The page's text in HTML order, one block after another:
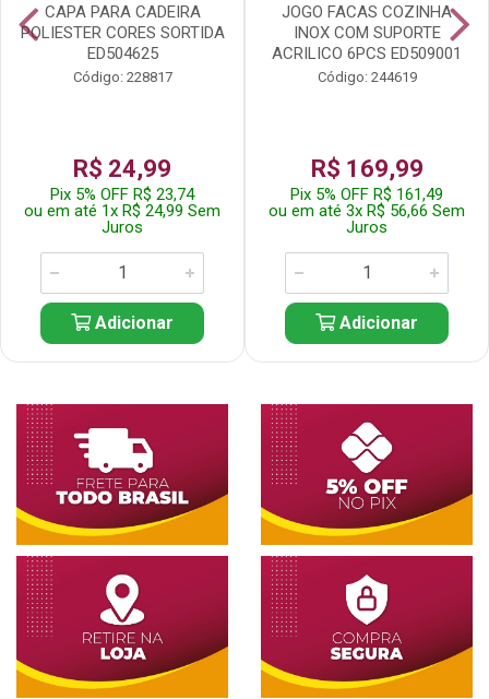
CAPA PARA CADEIRA
POLIESTER CORES SORTIDA
ED504625
Código: 228817
R$ 24,99
Pix 5% OFF R$ 23,74
ou em até 1x R$ 24,99 Sem
Juros
Adicionar
JOGO FACAS COZINHA
INOX COM SUPORTE
ACRILICO 6PCS ED509001
Código: 244619
R$ 169,99
Pix 5% OFF R$ 161,49
ou em até 3x R$ 56,66 Sem
Juros
Adicionar